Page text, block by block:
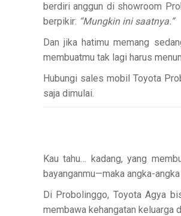
berdiri anggun di showroom
berpikir: “Mungkin ini saatnya.”
Dan jika hatimu memang
membuatmu tak lagi harus
Hubungi sales mobil Toyota
saja dimulai.
Kau tahu… kadang, yang
bayanganmu—maka angka-
Di Probolinggo, Toyota Agya
membawa kehangatan keluarga